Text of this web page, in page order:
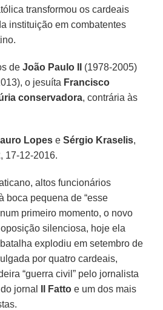
transformou os cardeais
instituição em combatentes
deJoão Paulo II
(1978-2005)
o jesuíta Francisco
conservadora, contrária às
Lopes eSérgio Kraselis,
, 17-12-2016.
altos funcionários
boca pequena de “esse
primeiro momento, o novo
silenciosa, hoje ela
explodiu em setembro de
por quatro cardeais,
“guerra civil” pelo jornalista
jornal Il Fatto e um dos mais